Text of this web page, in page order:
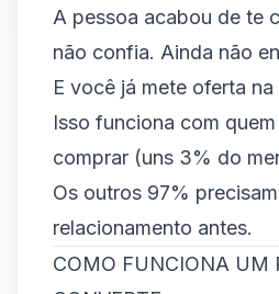
A pessoa acabou de te
não confia. Ainda não
E você já mete oferta na
Isso funciona com
comprar (uns 3% do
Os outros 97%
relacionamento antes.
COMO FUNCIONA UM